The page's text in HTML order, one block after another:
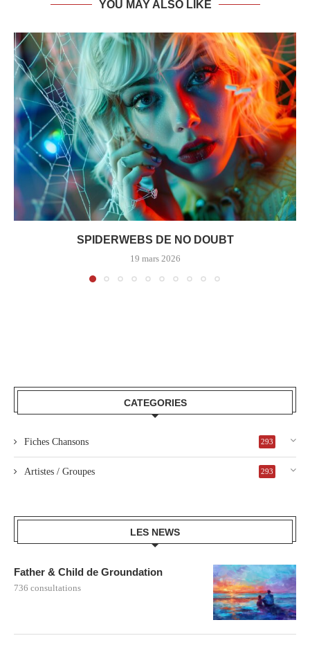
YOU MAY ALSO LIKE
SPIDERWEBS DE NO DOUBT
19 mars 2026
CATEGORIES
Fiches Chansons 293
Artistes / Groupes 293
LES NEWS
Father & Child de Groundation
736 consultations